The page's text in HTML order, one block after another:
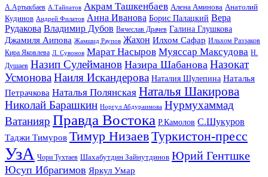
А.Артыкбаев А.Тайпатов Акрам Ташкенбаев Алена Аминова Анатолий
Кудинов Андрей Филатов Анна Иванова Борис Палацкий Вера
Рудакова Владимир Дубов Вячеслав Драчев Галина Глушкова
Джамиля Аипова Жамшид Раупов Жахон Илхом Сафар Ильхом Раззаков
Кира Яковлева Л. Сувонов Марат Насыров Муяссар Максудова Н.
Душаев Назип Сулейманов Назира Шабанова Назокат
УсмоноваНаиля Искандерова Наталия Шулепина Наталья
Петрачкова Наталья Полянская Наталья Шакирова
Николай Барашкин Норгул Абдураимова Нурмухаммад
Ватанияр Правда Востока Р.Камолов С.Шукуров
Таджи Тимуров Тимур НизаевТуркистон-пресс
УзА Чори Тухтаев Шахабутдин Зайнутдинов Юрий Гентшке
Юсуп Ибрагимов Яркул Умар